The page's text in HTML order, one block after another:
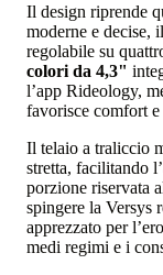
Il design riprende
moderne e decise,
regolabile su
colori da 4,3"
l’app Rideology,
favorisce comfort
Il telaio a traliccio
stretta, facilitando
porzione riservata
spingere la Versys
apprezzato per
medi regimi e i